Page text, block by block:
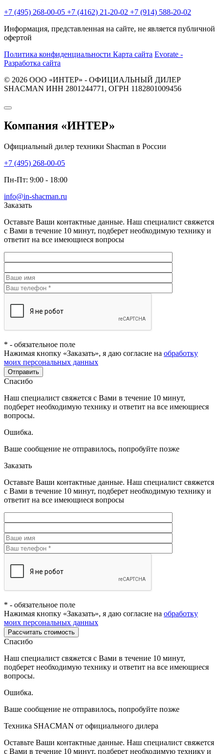
+7 (495) 268-00-05 +7 (4162) 21-20-02 +7 (914) 588-20-02
Информация, представленная на сайте, не является публичной
офертой
Политика конфиденциальности Карта сайта Evorate -
Разработка сайта
© 2026 ООО «ИНТЕР» - ОФИЦИАЛЬНЫЙ ДИЛЕР
SHACMAN ИНН 2801244771, ОГРН 1182801009456
Компания «ИНТЕР»
Официальный дилер техники Shacman в России
+7 (495) 268-00-05
Пн-Пт: 9:00 - 18:00
info@in-shacman.ru
Заказать
Оставьте Ваши контактные данные. Наш специалист свяжется
с Вами в течение 10 минут, подберет необходимую технику и
ответит на все имеющиеся вопросы
* - обязательное поле
Нажимая кнопку «Заказать», я даю согласие на обработку
моих персональных данных
Отправить
Спасибо
Наш специалист свяжется с Вами в течение 10 минут,
подберет необходимую технику и ответит на все имеющиеся
вопросы.
Ошибка.
Ваше сообщение не отправилось, попробуйте позже
Заказать
Оставьте Ваши контактные данные. Наш специалист свяжется
с Вами в течение 10 минут, подберет необходимую технику и
ответит на все имеющиеся вопросы
* - обязательное поле
Нажимая кнопку «Заказать», я даю согласие на обработку
моих персональных данных
Рассчитать стоимость
Спасибо
Наш специалист свяжется с Вами в течение 10 минут,
подберет необходимую технику и ответит на все имеющиеся
вопросы.
Ошибка.
Ваше сообщение не отправилось, попробуйте позже
Техника SHACMAN от официального дилера
Оставьте Ваши контактные данные. Наш специалист свяжется
с Вами в течение 10 минут, подберет необходимую технику и